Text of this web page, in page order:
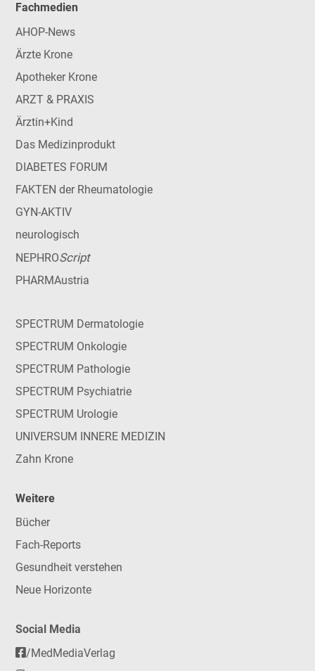
Fachmedien
AHOP-News
Ärzte Krone
Apotheker Krone
ARZT & PRAXIS
Ärztin+Kind
Das Medizinprodukt
DIABETES FORUM
FAKTEN der Rheumatologie
GYN-AKTIV
neurologisch
NEPHROScript
PHARMAustria
SPECTRUM Dermatologie
SPECTRUM Onkologie
SPECTRUM Pathologie
SPECTRUM Psychiatrie
SPECTRUM Urologie
UNIVERSUM INNERE MEDIZIN
Zahn Krone
Weitere
Bücher
Fach-Reports
Gesundheit verstehen
Neue Horizonte
Social Media
/MedMediaVerlag